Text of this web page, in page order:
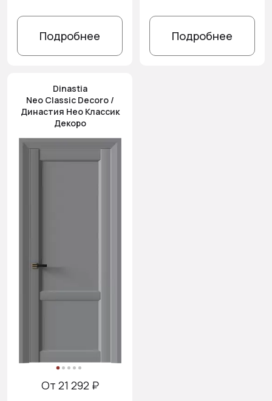
Подробнее Подробнее
Dinastia
Neo Classic Decoro /
Династия Нео Классик
Декоро
От 21 292 ₽